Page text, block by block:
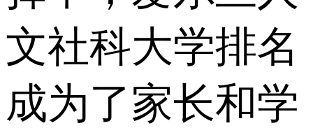
文社科大学排名
成为了家长和学